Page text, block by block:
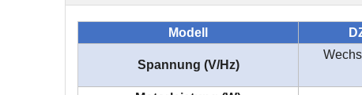
Modell
Spannung (V/Hz)